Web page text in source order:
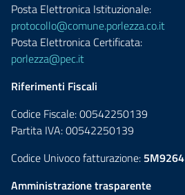
Posta Elettronica Istituzionale:
protocollo@comune.porlezza.co.it
Posta Elettronica Certificata:
porlezza@pec.it
Riferimenti Fiscali
Codice Fiscale: 00542250139
Partita IVA: 00542250139
Codice Univoco fatturazione: 5M9264
Amministrazione trasparente